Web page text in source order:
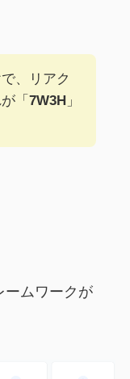
、リアク
「 7W3H」
ームワークが